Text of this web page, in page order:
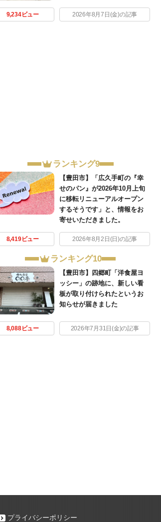
9,234ビュー 2026年8月7日(金)の記事
ランキング9
【豊田市】「広久手町の『幸
せのパン』が2026年10月上旬
に移転リニューアルオープン
するそうです」と、情報をお
寄せいただきました。
8,419ビュー 2026年8月2日(日)の記事
ランキング10
【豊田市】四郷町「洋食屋ヨ
ッシー」の跡地に、新しい看
板が取り付けられたというお
知らせが届きました
8,088ビュー 2026年7月31日(金)の記事
プライバシーポリシー